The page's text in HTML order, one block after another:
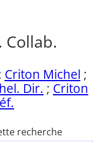
Criton Michel ;
Dir. ; Criton
recherche